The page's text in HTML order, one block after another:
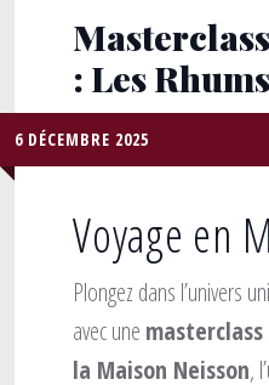
: Les
6 DÉCEMBRE 2025
Voyage en
Plongez dans l’univers
avec une
la Maison Neisson,